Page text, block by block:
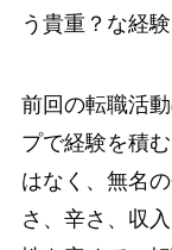
う貴重？な経
前回の転職活
プで経験を積
はなく、無名
さ、辛さ、収